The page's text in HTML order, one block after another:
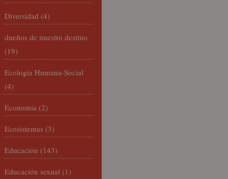
Diversidad (4)
dueños de nuestro destino
(19)
Ecología Humana-Social
(4)
Economía (2)
Ecosistemas (3)
Educación (143)
Educación sexual (1)